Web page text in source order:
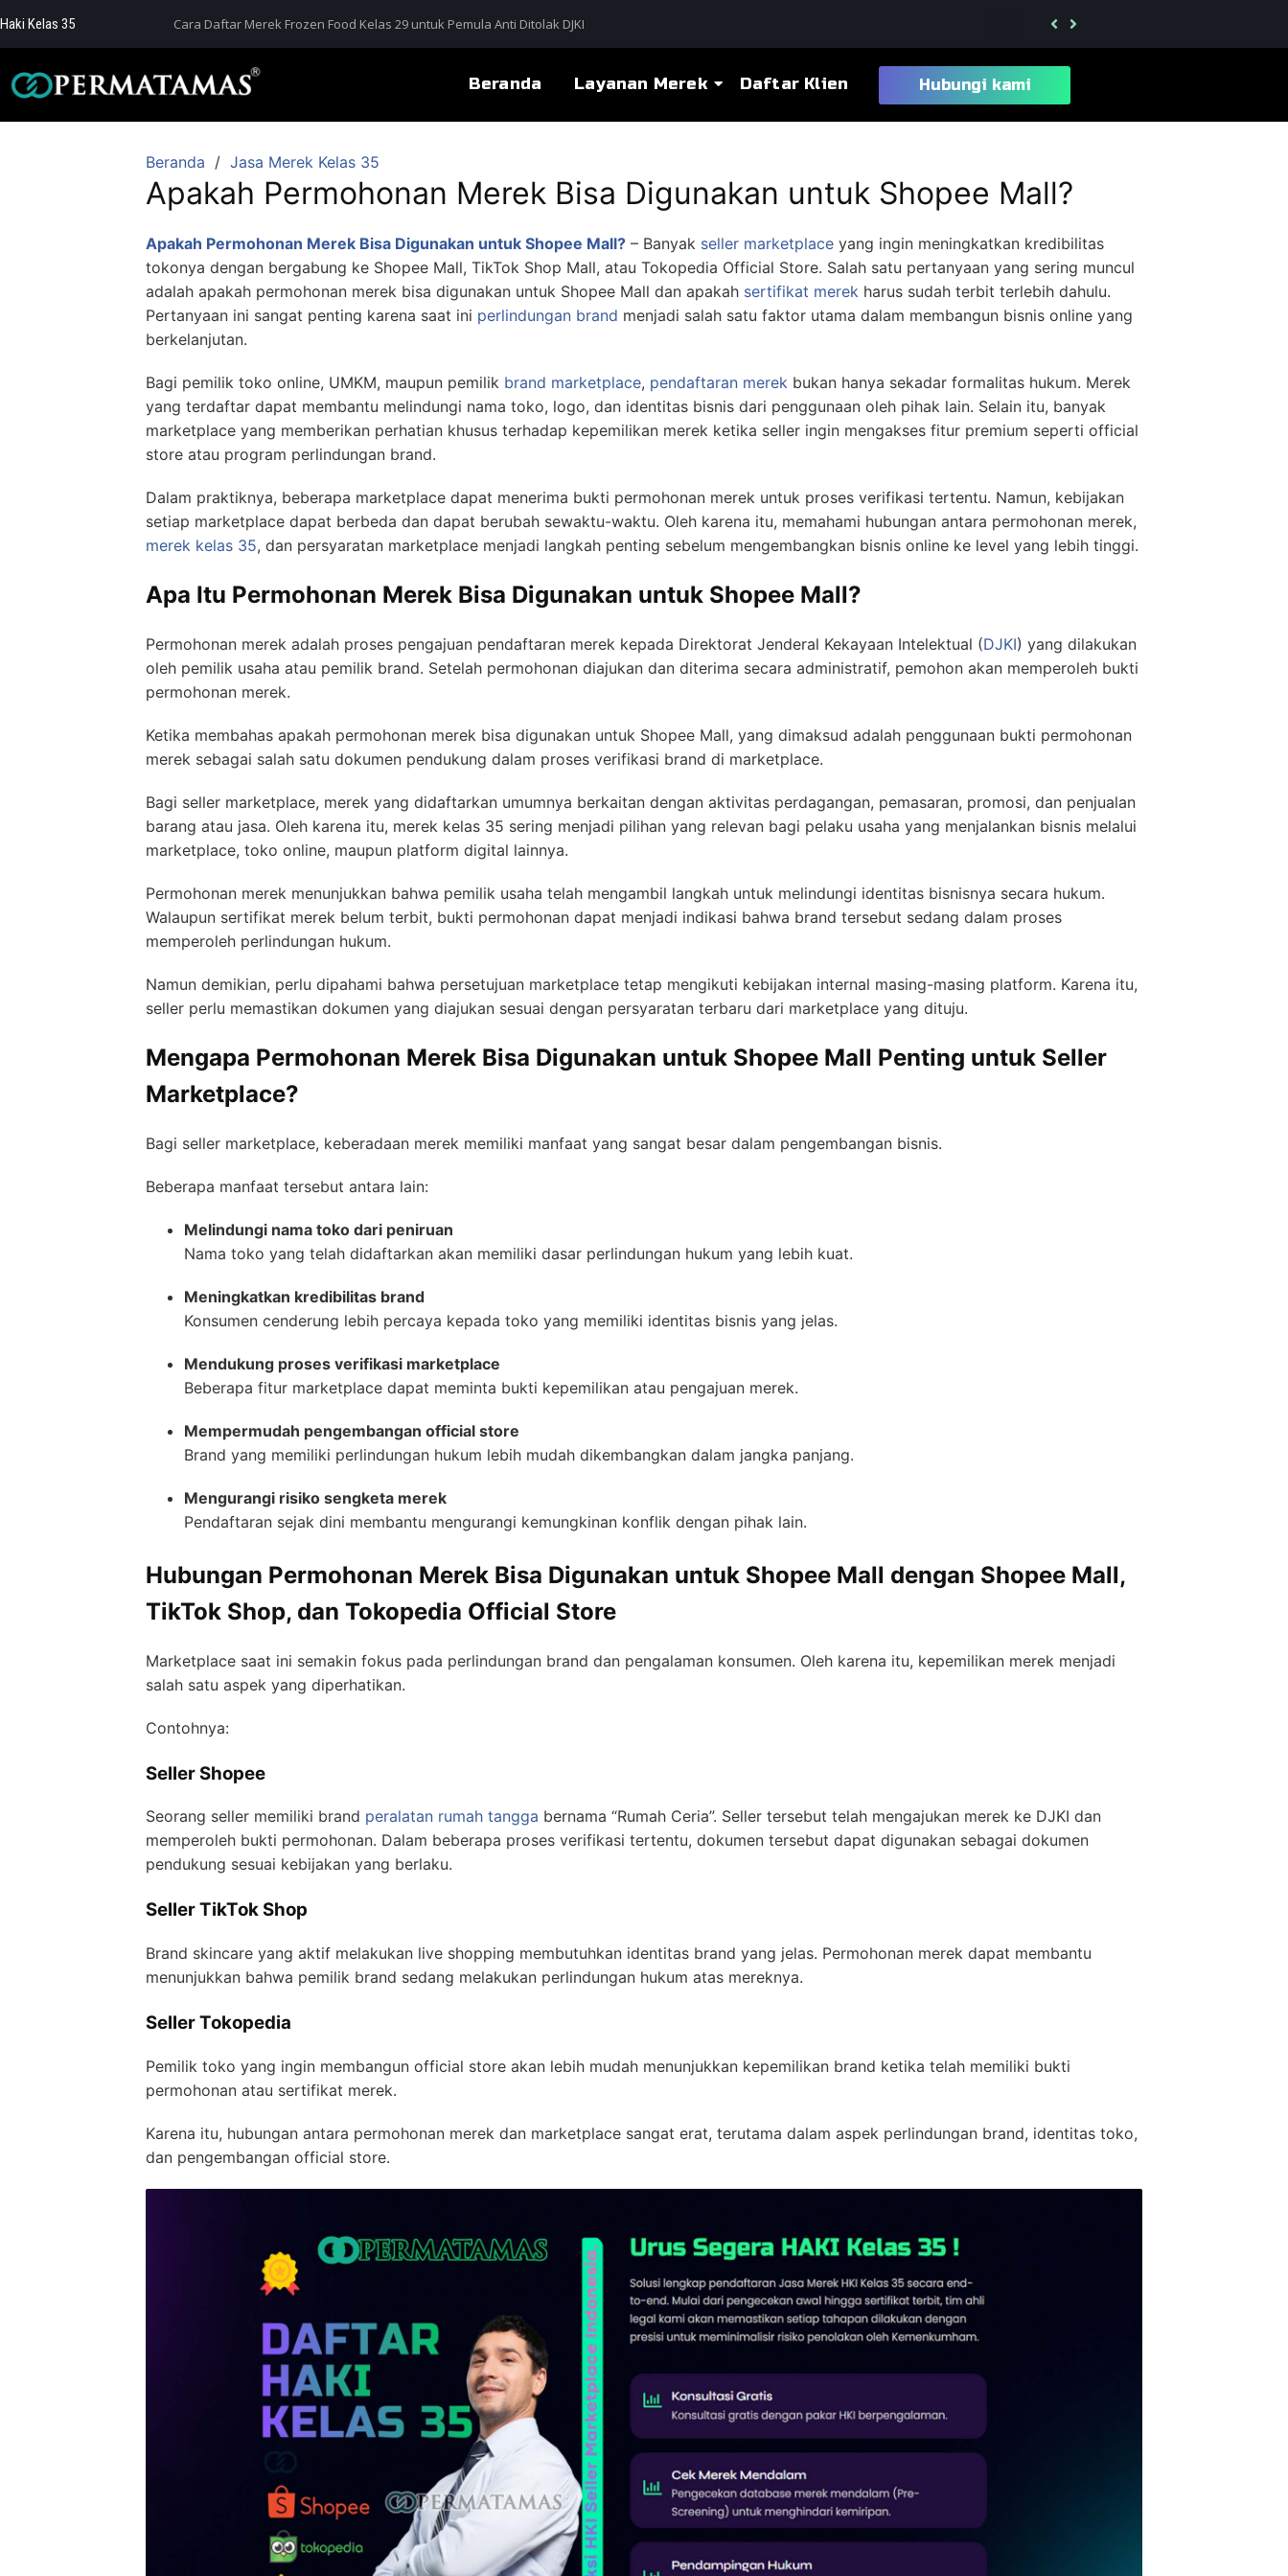
Haki Kelas 35 Cara Daftar Merek Frozen Food Kelas 29 untuk Pemula Anti Ditolak DJKI Berapa Lama Proses Daftar Merek Kelas
Beranda Layanan Merek Daftar Klien Hubungi kami
Beranda Jasa Merek Kelas 35
Apakah Permohonan Merek Bisa Digunakan untuk Shopee Mall?
Apakah Permohonan Merek Bisa Digunakan untuk Shopee Mall? – Banyak seller marketplace yang ingin meningkatkan kredibilitas
tokonya dengan bergabung ke Shopee Mall, TikTok Shop Mall, atau Tokopedia Official Store. Salah satu pertanyaan yang sering muncul
adalah apakah permohonan merek bisa digunakan untuk Shopee Mall dan apakah sertifikat merek harus sudah terbit terlebih dahulu.
Pertanyaan ini sangat penting karena saat ini perlindungan brand menjadi salah satu faktor utama dalam membangun bisnis online yang
berkelanjutan.
Bagi pemilik toko online, UMKM, maupun pemilik brand marketplace, pendaftaran merek bukan hanya sekadar formalitas hukum. Merek
yang terdaftar dapat membantu melindungi nama toko, logo, dan identitas bisnis dari penggunaan oleh pihak lain. Selain itu, banyak
marketplace yang memberikan perhatian khusus terhadap kepemilikan merek ketika seller ingin mengakses fitur premium seperti official
store atau program perlindungan brand.
Dalam praktiknya, beberapa marketplace dapat menerima bukti permohonan merek untuk proses verifikasi tertentu. Namun, kebijakan
setiap marketplace dapat berbeda dan dapat berubah sewaktu-waktu. Oleh karena itu, memahami hubungan antara permohonan merek,
merek kelas 35, dan persyaratan marketplace menjadi langkah penting sebelum mengembangkan bisnis online ke level yang lebih tinggi.
Apa Itu Permohonan Merek Bisa Digunakan untuk Shopee Mall?
Permohonan merek adalah proses pengajuan pendaftaran merek kepada Direktorat Jenderal Kekayaan Intelektual (DJKI) yang dilakukan
oleh pemilik usaha atau pemilik brand. Setelah permohonan diajukan dan diterima secara administratif, pemohon akan memperoleh bukti
permohonan merek.
Ketika membahas apakah permohonan merek bisa digunakan untuk Shopee Mall, yang dimaksud adalah penggunaan bukti permohonan
merek sebagai salah satu dokumen pendukung dalam proses verifikasi brand di marketplace.
Bagi seller marketplace, merek yang didaftarkan umumnya berkaitan dengan aktivitas perdagangan, pemasaran, promosi, dan penjualan
barang atau jasa. Oleh karena itu, merek kelas 35 sering menjadi pilihan yang relevan bagi pelaku usaha yang menjalankan bisnis melalui
marketplace, toko online, maupun platform digital lainnya.
Permohonan merek menunjukkan bahwa pemilik usaha telah mengambil langkah untuk melindungi identitas bisnisnya secara hukum.
Walaupun sertifikat merek belum terbit, bukti permohonan dapat menjadi indikasi bahwa brand tersebut sedang dalam proses
memperoleh perlindungan hukum.
Namun demikian, perlu dipahami bahwa persetujuan marketplace tetap mengikuti kebijakan internal masing-masing platform. Karena itu,
seller perlu memastikan dokumen yang diajukan sesuai dengan persyaratan terbaru dari marketplace yang dituju.
Mengapa Permohonan Merek Bisa Digunakan untuk Shopee Mall Penting untuk Seller
Marketplace?
Bagi seller marketplace, keberadaan merek memiliki manfaat yang sangat besar dalam pengembangan bisnis.
Beberapa manfaat tersebut antara lain:
Melindungi nama toko dari peniruan
Nama toko yang telah didaftarkan akan memiliki dasar perlindungan hukum yang lebih kuat.
Meningkatkan kredibilitas brand
Konsumen cenderung lebih percaya kepada toko yang memiliki identitas bisnis yang jelas.
Mendukung proses verifikasi marketplace
Beberapa fitur marketplace dapat meminta bukti kepemilikan atau pengajuan merek.
Mempermudah pengembangan official store
Brand yang memiliki perlindungan hukum lebih mudah dikembangkan dalam jangka panjang.
Mengurangi risiko sengketa merek
Pendaftaran sejak dini membantu mengurangi kemungkinan konflik dengan pihak lain.
Hubungan Permohonan Merek Bisa Digunakan untuk Shopee Mall dengan Shopee Mall,
TikTok Shop, dan Tokopedia Official Store
Marketplace saat ini semakin fokus pada perlindungan brand dan pengalaman konsumen. Oleh karena itu, kepemilikan merek menjadi
salah satu aspek yang diperhatikan.
Contohnya:
Seller Shopee
Seorang seller memiliki brand peralatan rumah tangga bernama “Rumah Ceria”. Seller tersebut telah mengajukan merek ke DJKI dan
memperoleh bukti permohonan. Dalam beberapa proses verifikasi tertentu, dokumen tersebut dapat digunakan sebagai dokumen
pendukung sesuai kebijakan yang berlaku.
Seller TikTok Shop
Brand skincare yang aktif melakukan live shopping membutuhkan identitas brand yang jelas. Permohonan merek dapat membantu
menunjukkan bahwa pemilik brand sedang melakukan perlindungan hukum atas mereknya.
Seller Tokopedia
Pemilik toko yang ingin membangun official store akan lebih mudah menunjukkan kepemilikan brand ketika telah memiliki bukti
permohonan atau sertifikat merek.
Karena itu, hubungan antara permohonan merek dan marketplace sangat erat, terutama dalam aspek perlindungan brand, identitas toko,
dan pengembangan official store.